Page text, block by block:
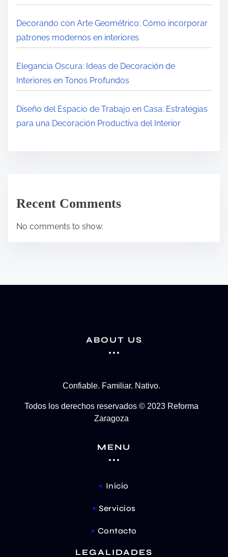
Decorando con Arte Geométrico: Cómo incorporar
patrones modernos en interiores
Elegancia Oscura: Ideas de Decoración de
Interiores en Tonos Profundos
Diseño del Espacio de Trabajo en Casa: Estrategias
para una Decoración Productiva del Interior
Recent Comments
No comments to show.
ABOUT US
Confiable. Familiar. Nativo.
Todos los derechos reservados © 2023 Reforma
Zaragoza
MENU
Inicio
Servicios
Contacto
LEGALIDADES